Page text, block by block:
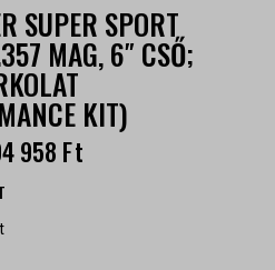
SUPER SPORT
MAG, 6″ CSŐ;
KIT)
958 Ft